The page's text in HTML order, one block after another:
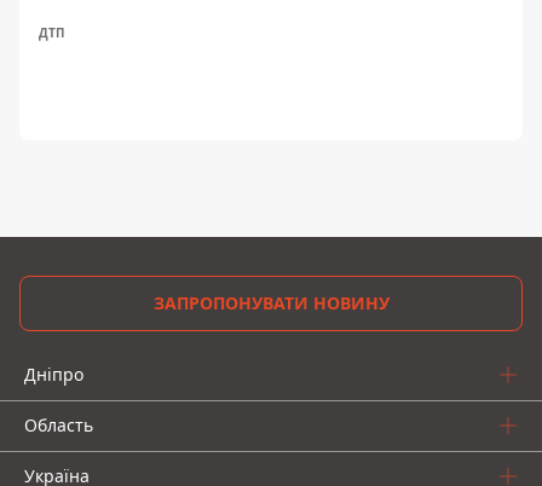
ДТП
ЗАПРОПОНУВАТИ НОВИНУ
Дніпро
Область
Україна